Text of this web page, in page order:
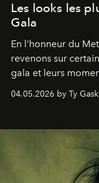
Les looks les
Gala
En l'honneur du
revenons sur
gala et leurs
04.05.2026 by Ty